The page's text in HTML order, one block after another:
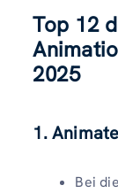
Top 12
2025
1.
Bei